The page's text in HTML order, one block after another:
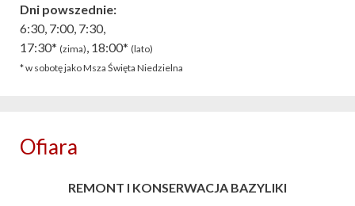
Dni powszednie:
6:30, 7:00, 7:30,
17:30* (zima) , 18:00* (lato)
* w sobotę jako Msza Święta Niedzielna
Ofiara
REMONT I KONSERWACJA BAZYLIKI